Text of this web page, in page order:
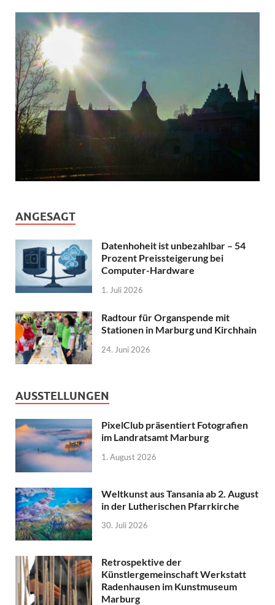
ANGESAGT
Datenhoheit ist unbezahlbar – 54
Prozent Preissteigerung bei
Computer-Hardware
1. Juli 2026
Radtour für Organspende mit
Stationen in Marburg und Kirchhain
24. Juni 2026
AUSSTELLUNGEN
PixelClub präsentiert Fotografien
im Landratsamt Marburg
1. August 2026
Weltkunst aus Tansania ab 2. August
in der Lutherischen Pfarrkirche
30. Juli 2026
Retrospektive der
Künstlergemeinschaft Werkstatt
Radenhausen im Kunstmuseum
Marburg